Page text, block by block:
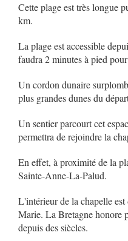
Cette plage est très longue
km.
La plage est accessible
faudra 2 minutes à pied
Un cordon dunaire
plus grandes dunes du
Un sentier parcourt cet
permettra de rejoindre la
En effet, à proximité de la
Sainte-Anne-La-Palud.
L'intérieur de la chapelle
Marie. La Bretagne honore
depuis des siècles.